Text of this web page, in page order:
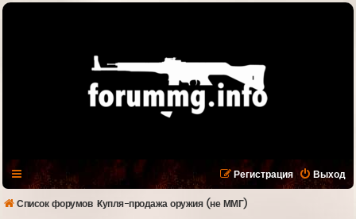
Выход
Регистрация
Список форумов Купля-продажа оружия (не ММГ)